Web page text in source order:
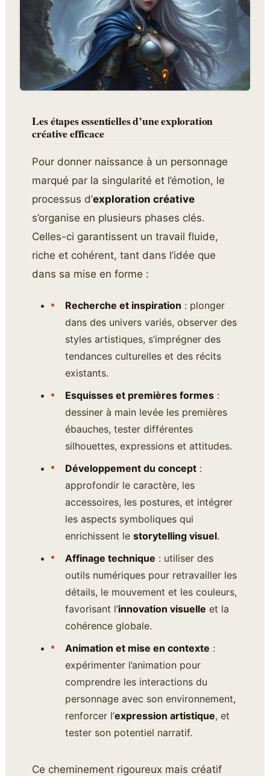
Les étapes essentielles d’une exploration
créative efficace
Pour donner naissance à un personnage
marqué par la singularité et l’émotion, le
processus d’exploration créative
s’organise en plusieurs phases clés.
Celles-ci garantissent un travail fluide,
riche et cohérent, tant dans l’idée que
dans sa mise en forme :
Recherche et inspiration : plonger
dans des univers variés, observer des
styles artistiques, s’imprégner des
tendances culturelles et des récits
existants.
Esquisses et premières formes:
dessiner à main levée les premières
ébauches, tester différentes
silhouettes, expressions et attitudes.
Développement du concept:
approfondir le caractère, les
accessoires, les postures, et intégrer
les aspects symboliques qui
enrichissent le storytelling visuel.
Affinage technique : utiliser des
outils numériques pour retravailler les
détails, le mouvement et les couleurs,
favorisant l’innovation visuelle et la
cohérence globale.
Animation et mise en contexte :
expérimenter l’animation pour
comprendre les interactions du
personnage avec son environnement,
renforcer l’expression artistique, et
tester son potentiel narratif.
Ce cheminement rigoureux mais créatif